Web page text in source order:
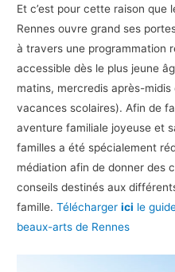
Et c’est pour cette raison que
Rennes ouvre grand ses
à travers une programmation
accessible dès le plus jeune
matins, mercredis après-
vacances scolaires). Afin de
aventure familiale joyeuse et
familles a été spécialement
médiation afin de donner des
conseils destinés aux
famille.Téléchargerici le
beaux-arts de Rennes